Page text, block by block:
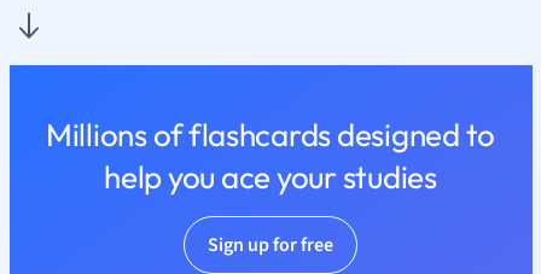
Millions of flashcards designed to
help you ace your studies
Sign up for free